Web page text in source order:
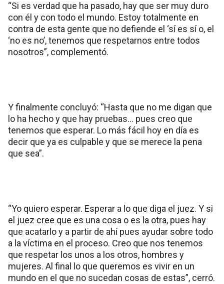
“Si es verdad que ha pasado, hay que ser muy duro
con él y con todo el mundo. Estoy totalmente en
contra de esta gente que no defiende el ‘sí es sí o, el
‘no es no’, tenemos que respetarnos entre todos
nosotros”, complementó.
Y finalmente concluyó: “Hasta que no me digan que
lo ha hecho y que hay pruebas… pues creo que
tenemos que esperar. Lo más fácil hoy en día es
decir que ya es culpable y que se merece la pena
que sea”.
“Yo quiero esperar. Esperar a lo que diga el juez. Y si
el juez cree que es una cosa o es la otra, pues hay
que acatarlo y a partir de ahí pues ayudar sobre todo
a la víctima en el proceso. Creo que nos tenemos
que respetar los unos a los otros, hombres y
mujeres. Al final lo que queremos es vivir en un
mundo en el que no sucedan cosas de estas”, cerró.